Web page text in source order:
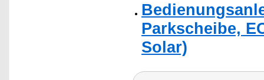
Parkscheibe,
Solar)